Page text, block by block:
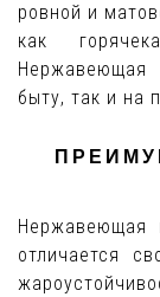
ровной и
как
Нержавеющая
быту, так и на
Нержавеющая
отличается